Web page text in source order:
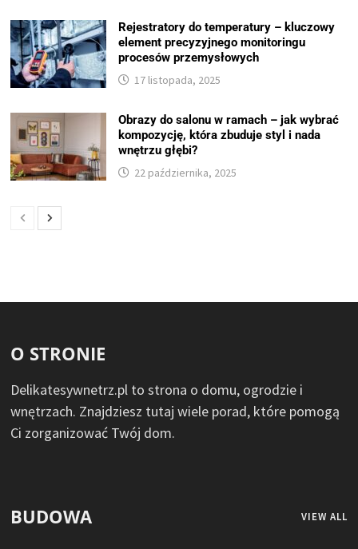
Rejestratory do temperatury – kluczowy
element precyzyjnego monitoringu
procesów przemysłowych
17 listopada, 2025
Obrazy do salonu w ramach – jak wybrać
kompozycję, która zbuduje styl i nada
wnętrzu głębi?
22 października, 2025
O STRONIE
Delikatesywnetrz.pl to strona o domu, ogrodzie i
wnętrzach. Znajdziesz tutaj wiele porad, które pomogą
Ci zorganizować Twój dom.
BUDOWA VIEW ALL